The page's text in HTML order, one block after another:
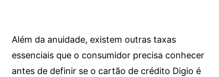
Além da anuidade, existem outras taxas
essenciais que o consumidor precisa conhecer
antes de definir se o cartão de crédito Digio é